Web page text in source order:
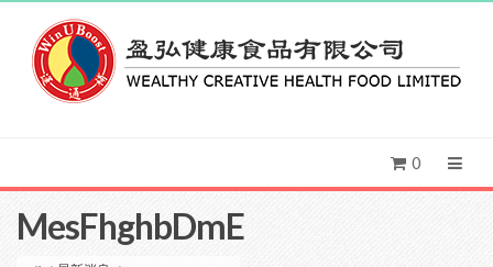
0
MesFhghbDmE